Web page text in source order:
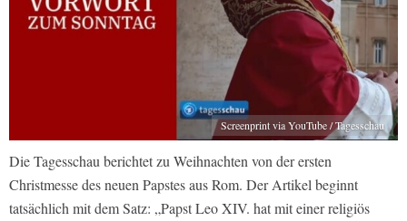
Screenprint via YouTube / Tagesschau
Die Tagesschau berichtet zu Weihnachten von der ersten
Christmesse des neuen Papstes aus Rom. Der Artikel beginnt
tatsächlich mit dem Satz: „Papst Leo XIV. hat mit einer religiös